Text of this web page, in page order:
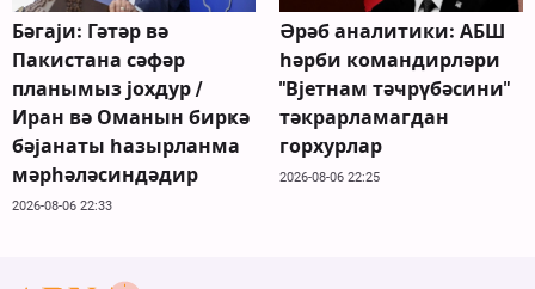
Бәгаји: Гәтәр вә
Пакистана сәфәр
планымыз јохдур /
Иран вә Оманын бирҝә
бәјанаты һазырланма
мәрһәләсиндәдир
2026-08-06 22:33
Әрәб аналитики: АБШ
һәрби командирләри
"Вјетнам тәҹрүбәсини"
тәкрарламагдан
горхурлар
2026-08-06 22:25